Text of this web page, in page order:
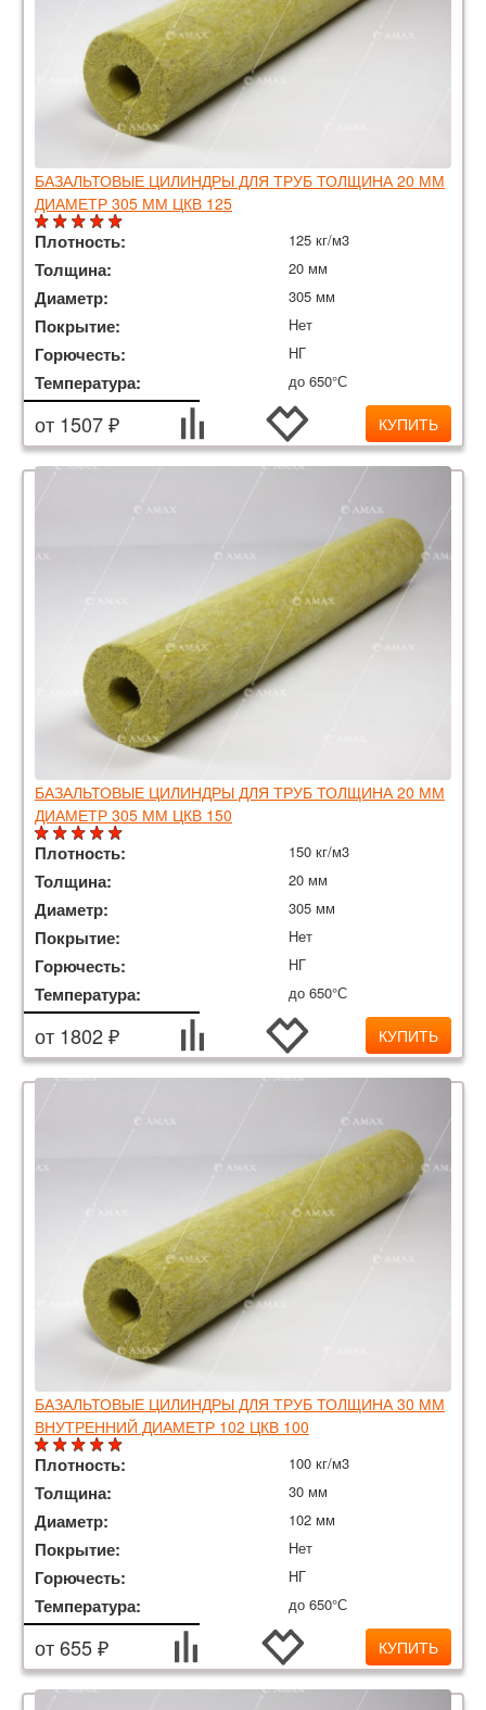
БАЗАЛЬТОВЫЕ ЦИЛИНДРЫ ДЛЯ ТРУБ ТОЛЩИНА 20 ММ
ДИАМЕТР 305 ММ ЦКВ 125
Плотность: 125 кг/м3
Толщина: 20 мм
Диаметр: 305 мм
Покрытие: Нет
Горючесть: НГ
Температура: до 650°С
от 1507 ₽ КУПИТЬ
БАЗАЛЬТОВЫЕ ЦИЛИНДРЫ ДЛЯ ТРУБ ТОЛЩИНА 20 ММ
ДИАМЕТР 305 ММ ЦКВ 150
Плотность: 150 кг/м3
Толщина: 20 мм
Диаметр: 305 мм
Покрытие: Нет
Горючесть: НГ
Температура: до 650°С
от 1802 ₽ КУПИТЬ
БАЗАЛЬТОВЫЕ ЦИЛИНДРЫ ДЛЯ ТРУБ ТОЛЩИНА 30 ММ
ВНУТРЕННИЙ ДИАМЕТР 102 ЦКВ 100
Плотность: 100 кг/м3
Толщина: 30 мм
Диаметр: 102 мм
Покрытие: Нет
Горючесть: НГ
Температура: до 650°С
от 655 ₽ КУПИТЬ